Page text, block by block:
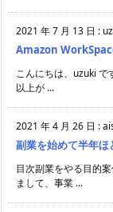
2021 年 7 月 13 日 :
Amazon
こんにちは、uzuki で
以上が ...
2021 年 4 月 26 日 :
副業を始めて半年
目次副業をやる目的
まして、事業 ...